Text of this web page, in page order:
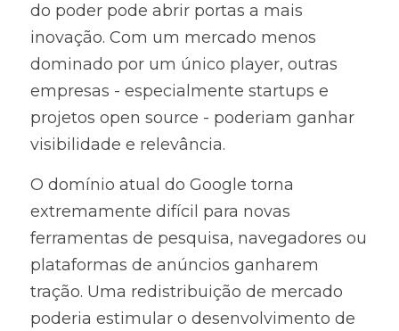
do poder pode abrir portas a mais
inovação. Com um mercado menos
dominado por um único player, outras
empresas - especialmente startups e
projetos open source - poderiam ganhar
visibilidade e relevância.
O domínio atual do Google torna
extremamente difícil para novas
ferramentas de pesquisa, navegadores ou
plataformas de anúncios ganharem
tração. Uma redistribuição de mercado
poderia estimular o desenvolvimento de